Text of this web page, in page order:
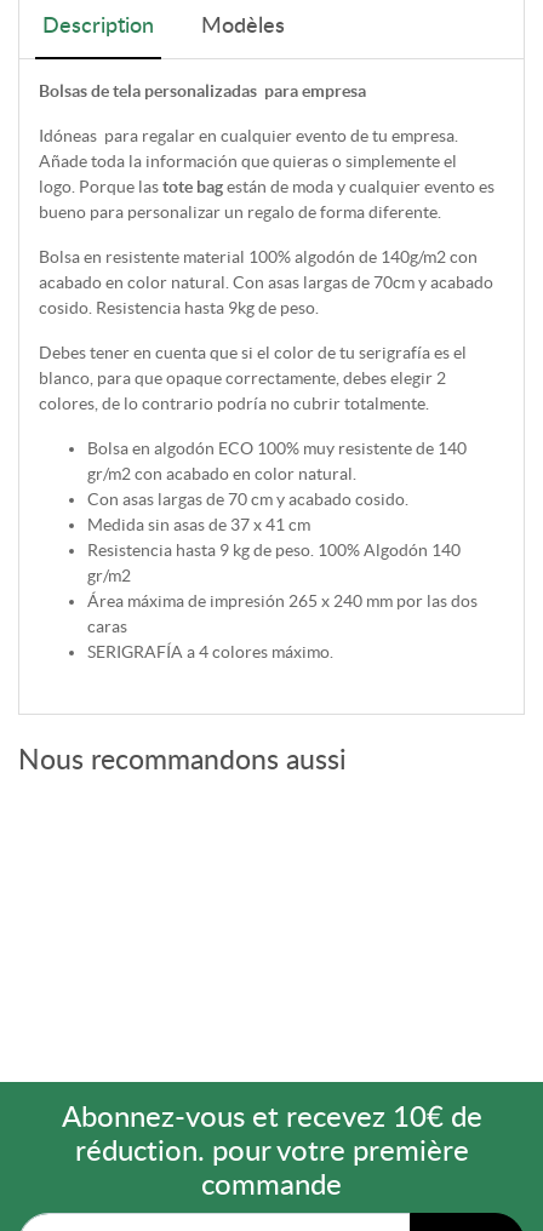
Description Modèles
Bolsas de tela personalizadas para empresa
Idóneas para regalar en cualquier evento de tu empresa.
Añade toda la información que quieras o simplemente el
logo. Porque lastote bagestán de moda y cualquier evento es
bueno para personalizar un regalo de forma diferente.
Bolsa en resistente material 100% algodón de 140g/m2 con
acabado en color natural. Con asas largas de 70cm y acabado
cosido. Resistencia hasta 9kg de peso.
Debes tener en cuenta que si el color de tu serigrafía es el
blanco, para que opaque correctamente, debes elegir 2
colores, de lo contrario podría no cubrir totalmente.
Bolsa en algodón ECO 100% muy resistente de 140
gr/m2 con acabado en color natural.
Con asas largas de 70 cm y acabado cosido.
Medida sin asas de 37 x 41 cm
Resistencia hasta 9 kg de peso. 100% Algodón 140
gr/m2
Área máxima de impresión 265 x 240 mm por las dos
caras
SERIGRAFÍA a 4 colores máximo.
Nous recommandons aussi
Abonnez-vous et recevez 10€ de
réduction. pour votre première
commande